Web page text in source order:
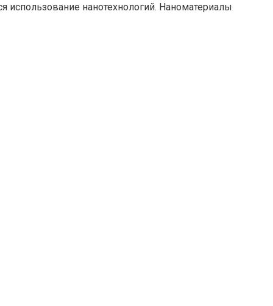
использование нанотехнологий. Наноматериалы